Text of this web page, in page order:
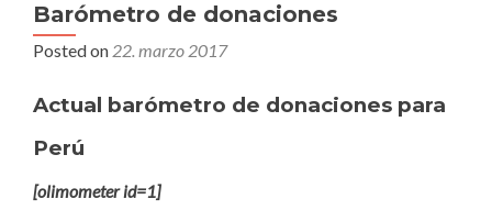
Barómetro de donaciones
Posted on 22. marzo 2017
Actual barómetro de donaciones para
Perú
[olimometer id=1]